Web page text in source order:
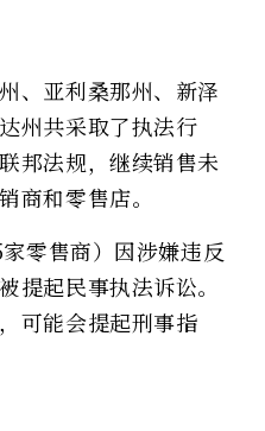
、亚利桑那州、新泽
州共采取了执法行
邦法规，继续销售未
商和零售店。
零售商）因涉嫌违反
提起民事执法诉讼。
可能会提起刑事指